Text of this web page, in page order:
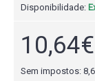
Disponibilidade:
10,64€
Sem impostos: